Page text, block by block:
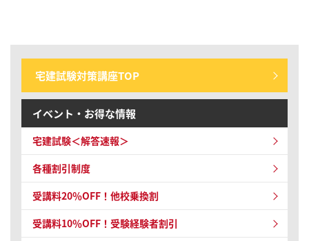
宅建試験対策講座TOP
イベント・お得な情報
宅建試験＜解答速報＞
各種割引制度
受講料20％OFF！他校乗換割
受講料10％OFF！ 受験経験者割引